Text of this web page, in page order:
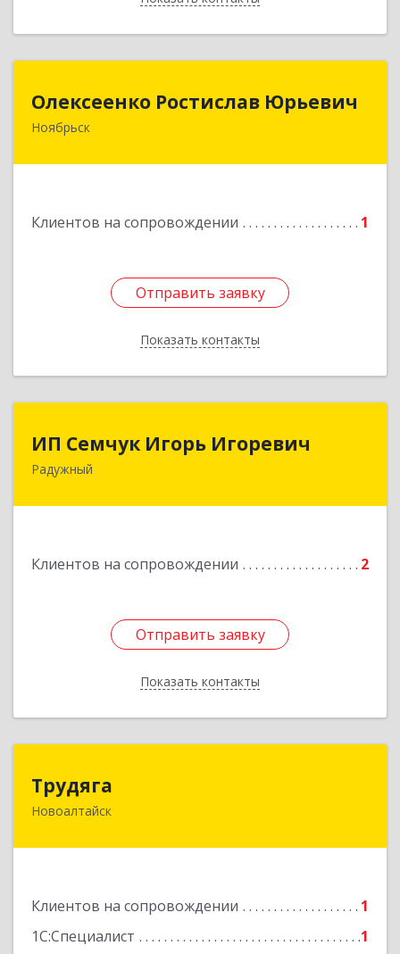
Олексеенко Ростислав Юрьевич
Ноябрьск
Клиентов на сопровождении 1
Отправить заявку
Показать контакты
629804, Ямало-Ненецкий АО, Ноябрьск г,
Отправить заявку
Назад
ИП Семчук Игорь Игоревич
Радужный
Клиентов на сопровождении 2
Отправить заявку
Показать контакты
628464, ХМАО-Югра, г. Радужный, 1 мкн.,
Отправить заявку
Назад
Трудяга
Новоалтайск
Клиентов на сопровождении
1
1С:Специалист
1
658080, Алтайский край, Новоалтайск г,